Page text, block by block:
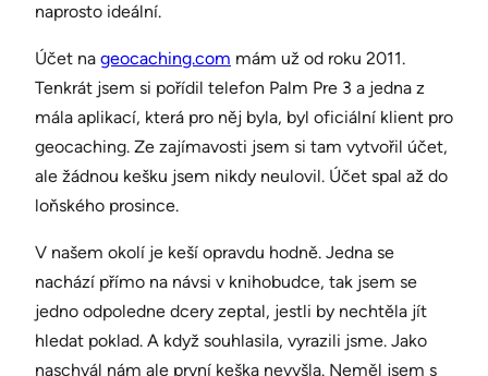
naprosto ideální.
Účet na geocaching.com mám už od roku 2011.
Tenkrát jsem si pořídil telefon Palm Pre 3 a jedna z
mála aplikací, která pro něj byla, byl oficiální klient pro
geocaching. Ze zajímavosti jsem si tam vytvořil účet,
ale žádnou kešku jsem nikdy neulovil. Účet spal až do
loňského prosince.
V našem okolí je keší opravdu hodně. Jedna se
nachází přímo na návsi v knihobudce, tak jsem se
jedno odpoledne dcery zeptal, jestli by nechtěla jít
hledat poklad. A když souhlasila, vyrazili jsme. Jako
naschvál nám ale první keška nevyšla. Neměl jsem s